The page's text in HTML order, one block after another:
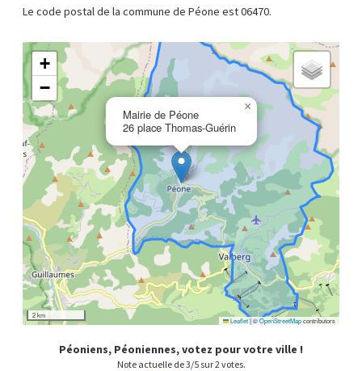
Le code postal de la commune de Péone est 06470.
Mairie de Péone
26 place Thomas-Guérin
×
+
−
2 km
Leaflet|©OpenStreetMapcontributors
Péoniens, Péoniennes, votez pour votre ville !
Note actuelle de3/5 sur2 votes.